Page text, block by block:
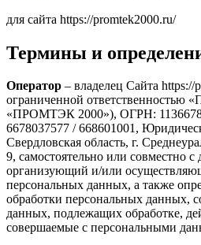
для сайта https://promtek2000.ru/
Термины и
Оператор – владелец Сайта
ограниченной
«ПРОМТЭК 2000»), ОГРН:
6678037577 / 668601001,
Свердловская область, г.
9, самостоятельно или совместно
организующий и/или
персональных данных, а также
обработки персональных данных,
данных, подлежащих обработке,
совершаемые с персональными